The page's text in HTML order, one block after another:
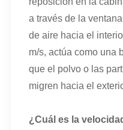
a través de la
de aire hacia el
m/s, actúa como una
que el polvo o las
migren hacia el
¿Cuál es la